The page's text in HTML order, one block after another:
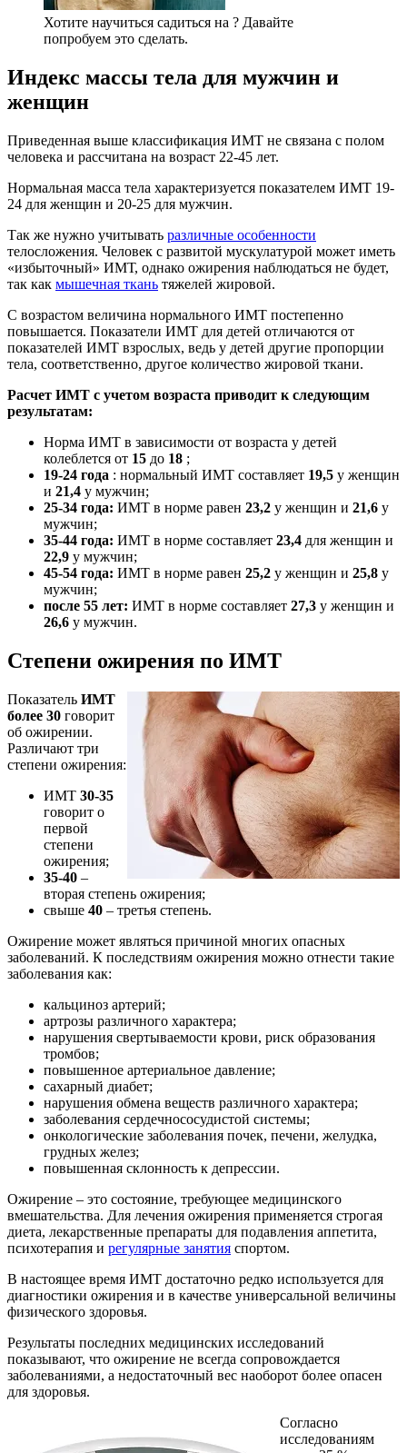
Хотите научиться садиться на ? Давайте
попробуем это сделать.
Индекс массы тела для мужчин и
женщин
Приведенная выше классификация ИМТ не связана с полом
человека и рассчитана на возраст 22-45 лет.
Нормальная масса тела характеризуется показателем ИМТ 19-
24 для женщин и 20-25 для мужчин.
Так же нужно учитывать различные особенности
телосложения. Человек с развитой мускулатурой может иметь
«избыточный» ИМТ, однако ожирения наблюдаться не будет,
так как мышечная ткань тяжелей жировой.
С возрастом величина нормального ИМТ постепенно
повышается. Показатели ИМТ для детей отличаются от
показателей ИМТ взрослых, ведь у детей другие пропорции
тела, соответственно, другое количество жировой ткани.
Расчет ИМТ с учетом возраста приводит к следующим
результатам:
Норма ИМТ в зависимости от возраста у детей
колеблется от 15 до 18 ;
19-24 года : нормальный ИМТ составляет 19,5 у женщин
и 21,4 у мужчин;
25-34 года: ИМТ в норме равен 23,2 у женщин и 21,6 у
мужчин;
35-44 года: ИМТ в норме составляет 23,4 для женщин и
22,9 у мужчин;
45-54 года: ИМТ в норме равен 25,2 у женщин и 25,8 у
мужчин;
после 55 лет: ИМТ в норме составляет 27,3 у женщин и
26,6 у мужчин.
Степени ожирения по ИМТ
Показатель ИМТ
более 30 говорит
об ожирении.
Различают три
степени ожирения:
ИМТ 30-35
говорит о
первой
степени
ожирения;
35-40 –
вторая степень ожирения;
свыше 40 – третья степень.
Ожирение может являться причиной многих опасных
заболеваний. К последствиям ожирения можно отнести такие
заболевания как:
кальциноз артерий;
артрозы различного характера;
нарушения свертываемости крови, риск образования
тромбов;
повышенное артериальное давление;
сахарный диабет;
нарушения обмена веществ различного характера;
заболевания сердечнососудистой системы;
онкологические заболевания почек, печени, желудка,
грудных желез;
повышенная склонность к депрессии.
Ожирение – это состояние, требующее медицинского
вмешательства. Для лечения ожирения применяется строгая
диета, лекарственные препараты для подавления аппетита,
психотерапия и регулярные занятия спортом.
В настоящее время ИМТ достаточно редко используется для
диагностики ожирения и в качестве универсальной величины
физического здоровья.
Результаты последних медицинских исследований
показывают, что ожирение не всегда сопровождается
заболеваниями, а недостаточный вес наоборот более опасен
для здоровья.
Согласно
исследованиям